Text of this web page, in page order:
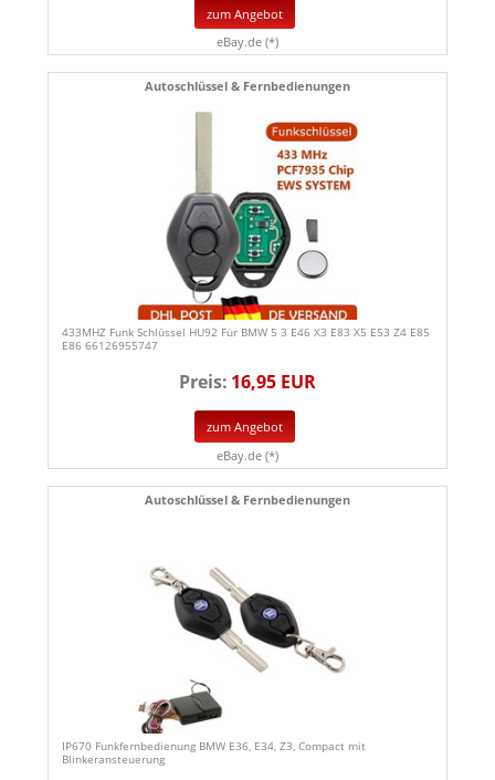
zum Angebot
eBay.de (*)
Autoschlüssel & Fernbedienungen
433MHZ Funk Schlüssel HU92 Für BMW 5 3 E46 X3 E83 X5 E53 Z4 E85
E86 66126955747
Preis: 16,95 EUR
zum Angebot
eBay.de (*)
Autoschlüssel & Fernbedienungen
IP670 Funkfernbedienung BMW E36, E34, Z3, Compact mit
Blinkeransteuerung